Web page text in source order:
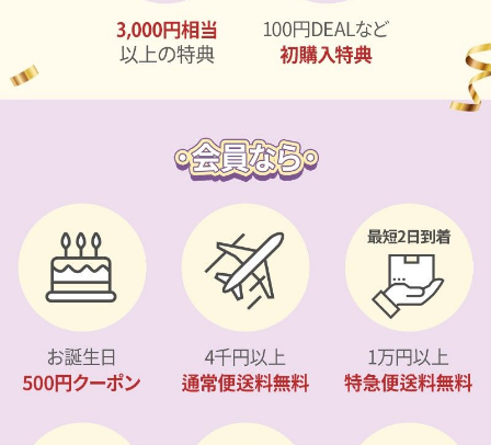
カスタマーサービス
ショッピングガイド
アプリダウンロード
INSTAGRAM LINE